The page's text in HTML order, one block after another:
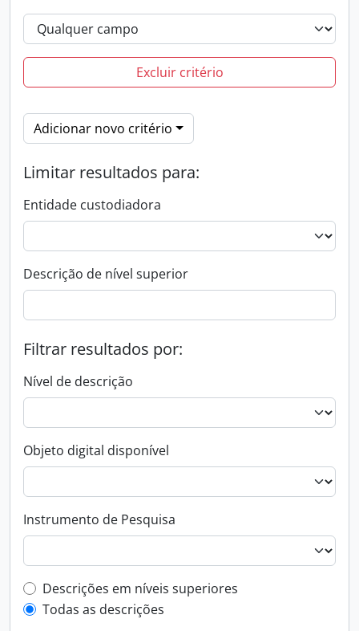
Excluir critério
Adicionar novo critério
Limitar resultados para:
Entidade custodiadora
Descrição de nível superior
Filtrar resultados por:
Nível de descrição
Objeto digital disponível
Instrumento de Pesquisa
Filtro de descrição de nível superior
Descrições em níveis superiores
Todas as descrições